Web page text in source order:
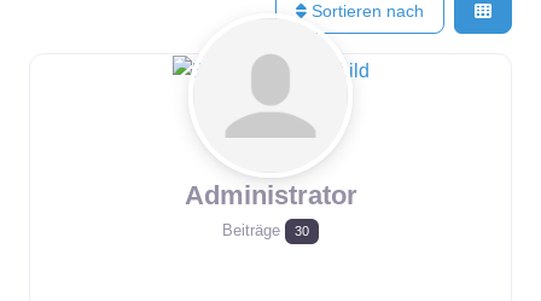
Sortieren nach
Administrator
Beiträge 30